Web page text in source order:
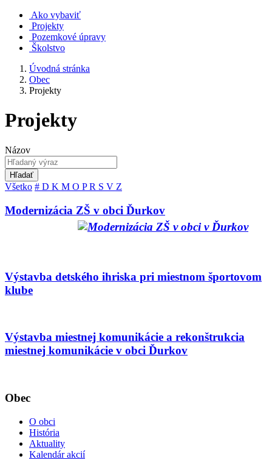
Ako vybaviť
Projekty
Pozemkové úpravy
Školstvo
Úvodná stránka
Obec
Projekty
Projekty
Názov
Hľadať
Všetko # D K M O PR S V Z
Modernizácia ZŠ v obci Ďurkov
Výstavba detského ihriska pri miestnom športovom
klube
Výstavba miestnej komunikácie a rekonštrukcia
miestnej komunikácie v obci Ďurkov
Obec
O obci
História
Aktuality
Kalendár akcií